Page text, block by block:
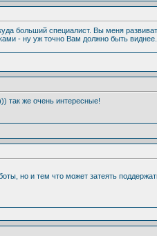
больший специалист. Вы меня
- ну уж точно Вам должно быть
так же очень интересные!
но и тем что может затеять